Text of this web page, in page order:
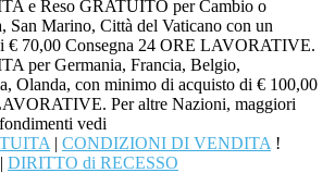
e Reso GRATUITO per Cambio o
San Marino, Città del Vaticano con un
€ 70,00 Consegna 24 ORE LAVORATIVE.
per Germania, Francia, Belgio,
Olanda, con minimo di acquisto di € 100,00
Per altre Nazioni, maggiori
vedi
| CONDIZIONI DI VENDITA !
| DIRITTO di RECESSO